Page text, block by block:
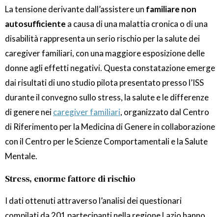
La tensione derivante dall’assistere un familiare non
autosufficiente a causa di una malattia cronica o di una
disabilità rappresenta un serio rischio per la salute dei
caregiver familiari, con una maggiore esposizione delle
donne agli effetti negativi. Questa constatazione emerge
dai risultati di uno studio pilota presentato presso l’ISS
durante il convegno sullo stress, la salute e le differenze
di genere neicaregiver familiari, organizzato dal Centro
di Riferimento per la Medicina di Genere in collaborazione
con il Centro per le Scienze Comportamentali e la Salute
Mentale.
Stress, enorme fattore di rischio
I dati ottenuti attraverso l’analisi dei questionari